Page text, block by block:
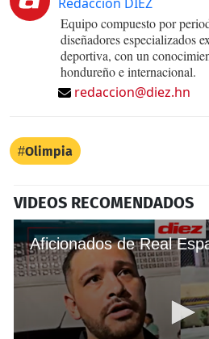
Equipo compuesto por
diseñadores especializados
deportiva, con un
hondureño e internacional.
redaccion@diez.hn
Olimpia
VIDEOS RECOMENDADOS